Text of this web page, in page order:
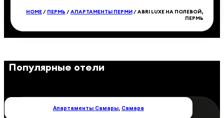
HOME/ ПЕРМЬ /АПАРТАМЕНТЫ ПЕРМИ/ ABRI LUXE НА ПОЛЕВОЙ,
ПЕРМЬ
Популярные отели
Апартаменты Самары, Самара